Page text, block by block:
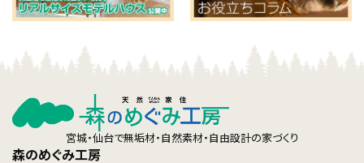
宮城・仙台で無垢材・自然素材・自由設計の家づくり
森のめぐみ工房